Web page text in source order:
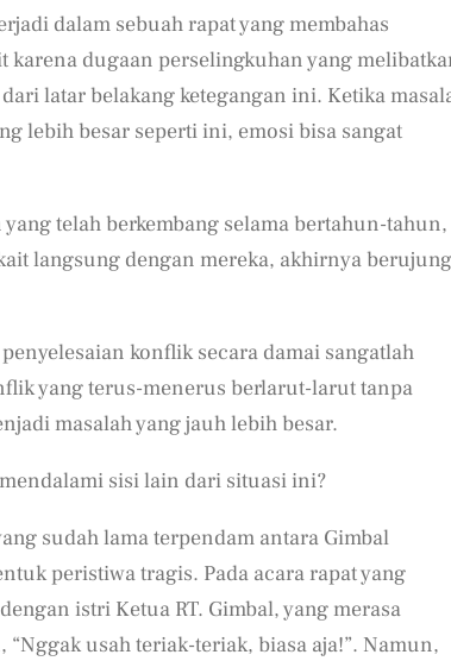
dalam sebuah rapat yang membahas
dugaan perselingkuhan yang
latar belakang ketegangan ini. Ketika
lebih besar seperti ini, emosi bisa sangat
telah berkembang selama bertahun-tahun,
langsung dengan mereka, akhirnya berujung
konflik secara damai sangatlah
yang terus-menerus berlarut-larut tanpa
masalah yang jauh lebih besar.
sisi lain dari situasi ini?
sudah lama terpendam antara Gimbal
peristiwa tragis. Pada acara rapat yang
istri Ketua RT. Gimbal, yang merasa
usah teriak-teriak, biasa aja!”. Namun,